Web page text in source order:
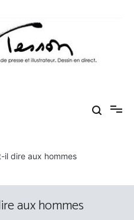
cartoonist.
Illustration et dessin
il dire aux hommes
aux hommes